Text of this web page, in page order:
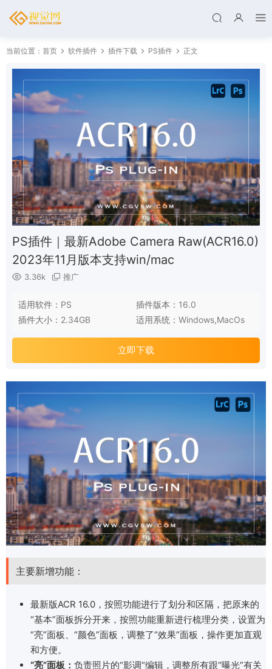
当前位置： 首页 软件插件 插件下载 PS插件 正文
PS插件｜最新Adobe Camera Raw(ACR16.0)
2023年11月版本支持win/mac
3.36k 推广
适用软件： PS 插件版本： 16.0
插件大小： 2.34GB 适用系统： Windows,MacOs
立即下载
主要新增功能：
最新版ACR 16.0，按照功能进行了划分和区隔，把原来的
“基本”面板拆分开来，按照功能重新进行梳理分类，设置为
“亮”面板、“颜色”面板，调整了“效果”面板，操作更加直观
和方便。
“亮”面板： 负责照片的“影调“编辑，调整所有跟“曝光”有关